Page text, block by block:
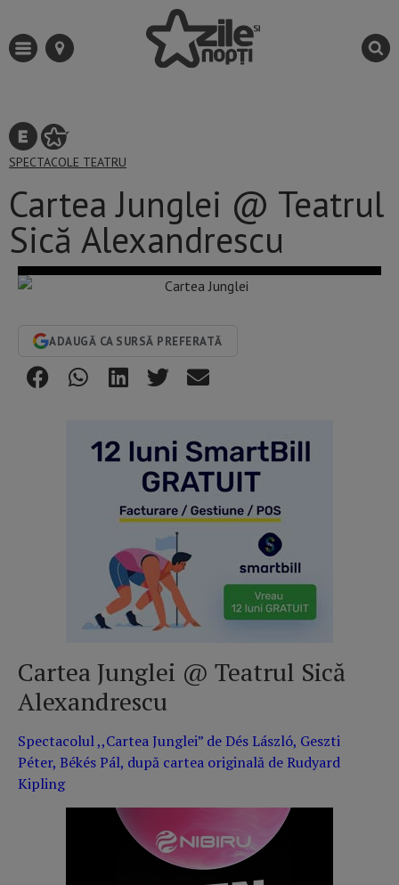
SPECTACOLE TEATRU
Cartea Junglei @ Teatrul
Sică Alexandrescu
ADAUGĂ CA SURSĂ PREFERATĂ
Cartea Junglei @ Teatrul Sică
Alexandrescu
Spectacolul ,,Cartea Junglei” de Dés László, Geszti
Péter, Békés Pál, după cartea originală de Rudyard
Kipling